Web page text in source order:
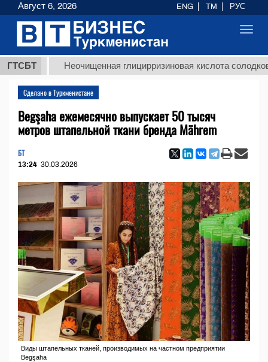
ГТСБТ Неочищенная глицирризиновая кислота солодкового
Сделано в Туркменистане
Begşaha ежемесячно выпускает 50 тысяч
метров штапельной ткани бренда Mährem
БТ
13:24 30.03.2026
Виды штапельных тканей, производимых на частном предприятии
Begşaha
Август 6, 2026 ENG TM РУС